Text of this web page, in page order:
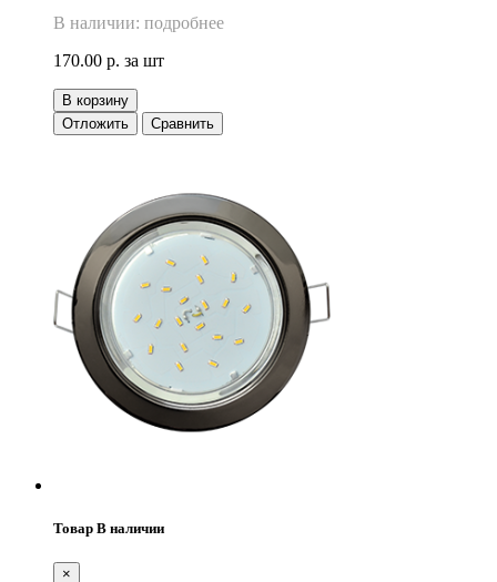
В наличии: подробнее
170.00 р. за шт
В корзину
Отложить
Сравнить
Товар В наличии
×